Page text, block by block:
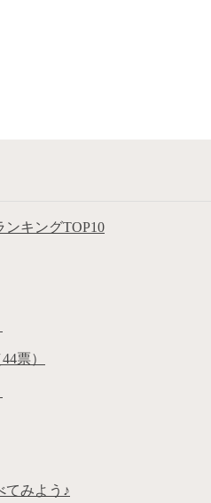
キングTOP10
票）
てみよう♪